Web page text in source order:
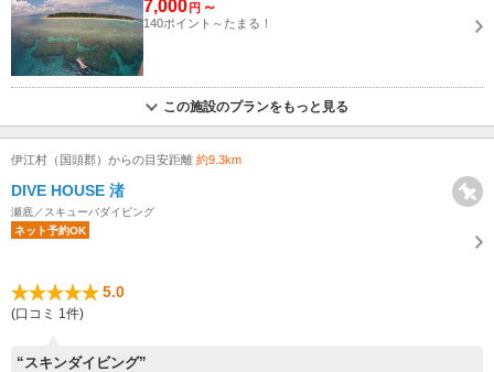
7,000 円 ～
140ポイント～たまる！
この施設のプランをもっと見る
伊江村（国頭郡）からの目安距離 約9.3km
DIVE HOUSE 渚
瀬底／スキューバダイビング
ネット予約OK
5.0
(口コミ 1件)
“スキンダイビング”